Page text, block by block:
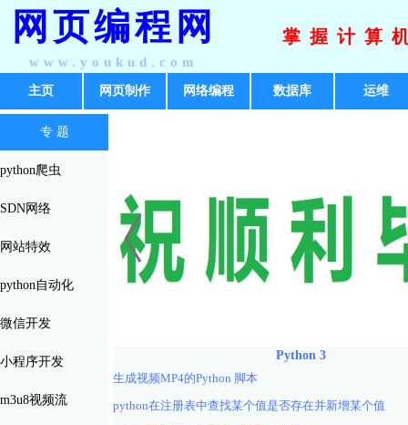
网页编程网
www.youkud.com
掌握计算
主页 网页制作 网络编程 数据库 运维
专 题
python爬虫
SDN网络
网站特效
python自动化
微信开发
小程序开发
m3u8视频流
Python 3
生成视频MP4的Python 脚本
python在注册表中查找某个值是否存在并新增某个值